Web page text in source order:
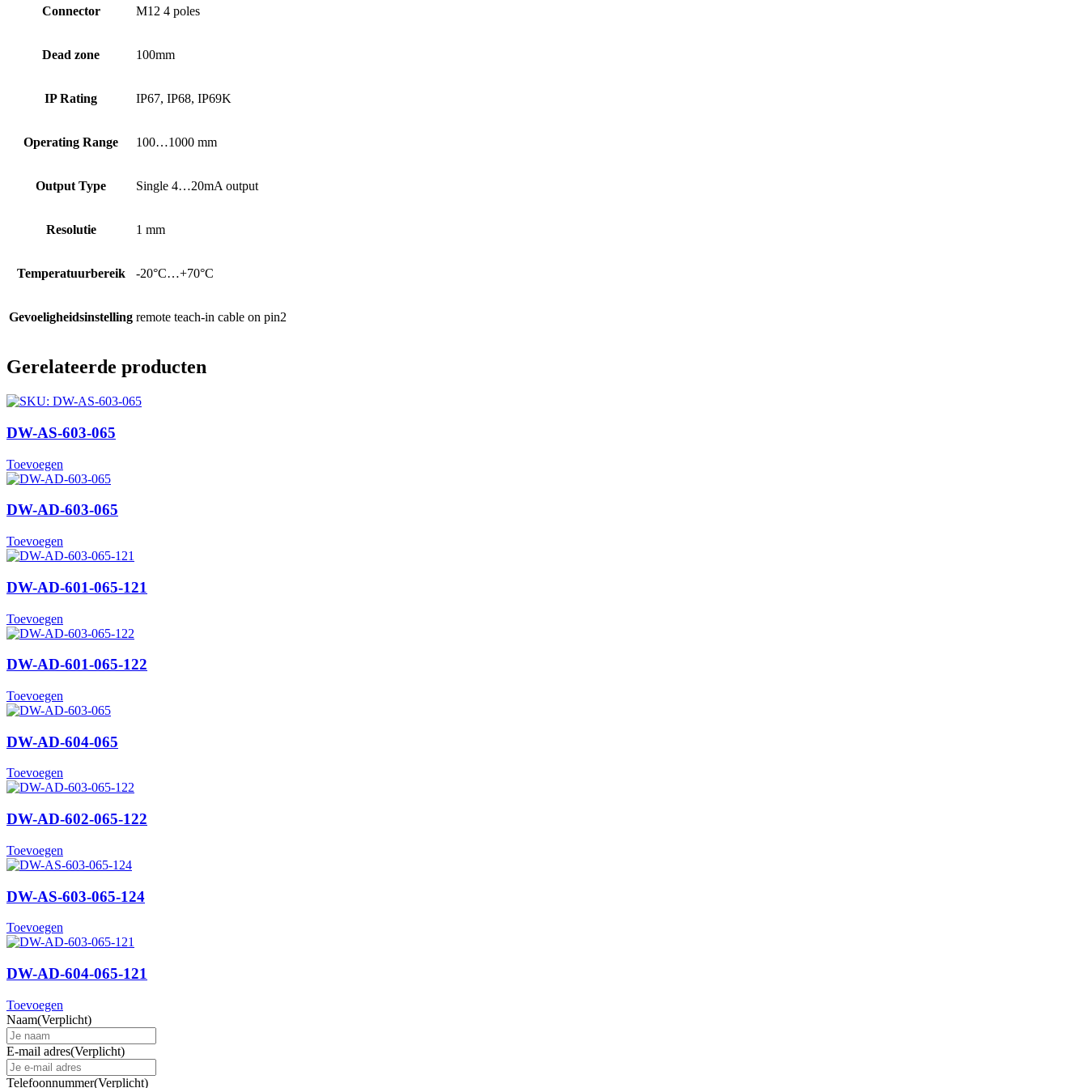
Connector M12 4 poles
Dead zone 100mm
IP Rating IP67, IP68, IP69K
Operating Range 100…1000 mm
Output Type Single 4…20mA output
Resolutie 1 mm
Temperatuurbereik -20°C…+70°C
Gevoeligheidsinstelling remote teach-in cable on pin2
Gerelateerde producten
DW-AS-603-065
Toevoegen
DW-AD-603-065
Toevoegen
DW-AD-601-065-121
Toevoegen
DW-AD-601-065-122
Toevoegen
DW-AD-604-065
Toevoegen
DW-AD-602-065-122
Toevoegen
DW-AS-603-065-124
Toevoegen
DW-AD-604-065-121
Toevoegen
Naam(Verplicht)
E-mail adres(Verplicht)
Telefoonnummer(Verplicht)